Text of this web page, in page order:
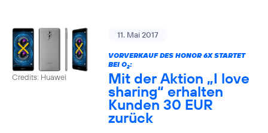
Credits: Huawei
11. Mai 2017
VORVERKAUF DES HONOR 6X STARTET
BEI O2:
Mit der Aktion „I love
sharing“ erhalten
Kunden 30 EUR
zurück